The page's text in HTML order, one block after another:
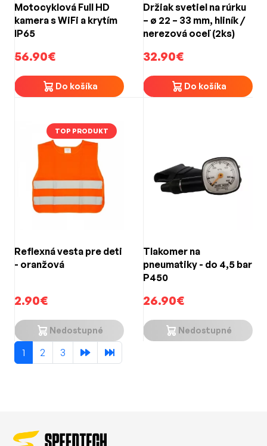
Motocyklová Full HD
kamera s WiFi a krytím
IP65
56.90€
Do košíka
Držiak svetiel na rúrku
– ø 22 – 33 mm, hliník /
nerezová oceľ (2ks)
32.90€
Do košíka
TOP PRODUKT
Reflexná vesta pre deti
- oranžová
2.90€
Nedostupné
Tlakomer na
pneumatiky - do 4,5 bar
P450
26.90€
Nedostupné
1 2 3